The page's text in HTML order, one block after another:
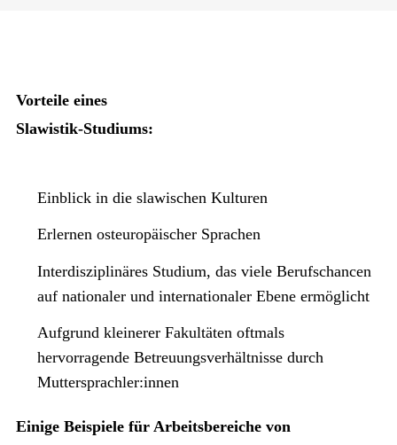
Vorteile eines
Slawistik-Studiums:
Einblick in die slawischen Kulturen
Erlernen osteuropäischer Sprachen
Interdisziplinäres Studium, das viele Berufschancen
auf nationaler und internationaler Ebene ermöglicht
Aufgrund kleinerer Fakultäten oftmals
hervorragende Betreuungsverhältnisse durch
Muttersprachler:innen
Einige Beispiele für Arbeitsbereiche von